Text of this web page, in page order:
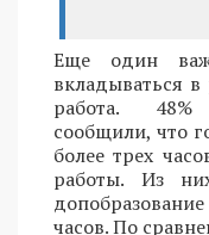
Еще один
вкладываться в
работа. 48%
сообщили, что
более трех
работы. Из
часов. По